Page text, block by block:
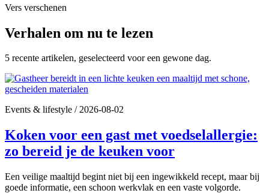
Vers verschenen
Verhalen om nu te lezen
5 recente artikelen, geselecteerd voor een gewone dag.
Events & lifestyle /2026-08-02
Koken voor een gast met voedselallergie:
zo bereid je de keuken voor
Een veilige maaltijd begint niet bij een ingewikkeld recept, maar bij
goede informatie, een schoon werkvlak en een vaste volgorde.